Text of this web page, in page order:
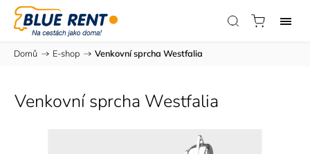
Domů / E-shop / Venkovní sprcha Westfalia
Venkovní sprcha Westfalia